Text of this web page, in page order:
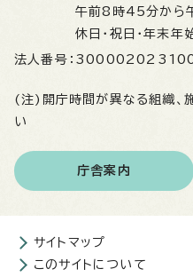
午前8時45分から
休日・祝日・年末年
法人番号：
(注)開庁時間が異なる組織、
い
庁舎案内
サイトマップ
このサイトについて